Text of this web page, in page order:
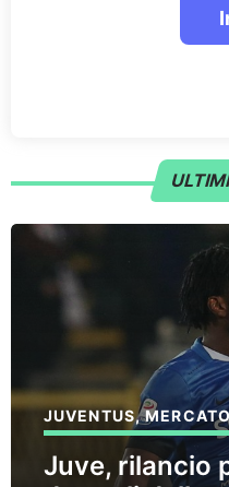
JUVENTUS,
Juve, rilancio